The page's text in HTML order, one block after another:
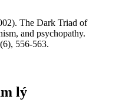
The Dark Triad of
and psychopathy.
556-563.
lý